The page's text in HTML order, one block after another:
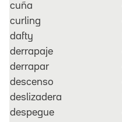
cuña
curling
dafty
derrapaje
derrapar
descenso
deslizadera
despegue